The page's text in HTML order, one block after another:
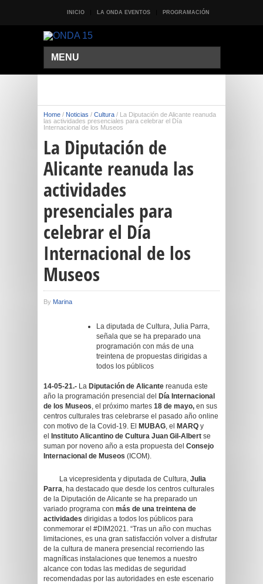
INICIO LA ONDA EVENTOS PROGRAMACIÓN
MENU
Home / Noticias / Cultura / La Diputación de Alicante reanuda
las actividades presenciales para celebrar el Día
Internacional de los Museos
La Diputación de
Alicante reanuda las
actividades
presenciales para
celebrar el Día
Internacional de los
Museos
By Marina
La diputada de Cultura, Julia Parra,
señala que se ha preparado una
programación con más de una
treintena de propuestas dirigidas a
todos los públicos
14-05-21.- La Diputación de Alicante reanuda este
año la programación presencial del
Día Internacional
de los Museos, el próximo martes 18 de mayo, en sus
centros culturales tras celebrarse el pasado año online
con motivo de la Covid-19. El MUBAG, el MARQ y
el
Instituto Alicantino de Cultura Juan Gil-Albert se
suman por noveno año a esta propuesta del Consejo
Internacional de Museos (ICOM).
La vicepresidenta y diputada de Cultura, Julia
Parra, ha destacado que desde los centros culturales
de la Diputación de Alicante se ha preparado un
variado programa con más de una treintena de
actividades dirigidas a todos los públicos para
conmemorar el #DIM2021. “Tras un año con muchas
limitaciones, es una gran satisfacción volver a disfrutar
de la cultura de manera presencial recorriendo las
magníficas instalaciones que tenemos a nuestro
alcance con todas las medidas de seguridad
recomendadas por las autoridades en este escenario